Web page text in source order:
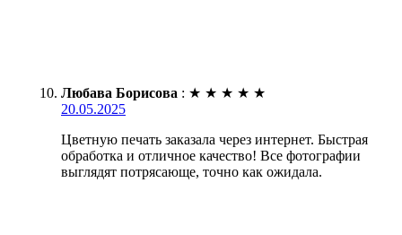
Любава Борисова : ★ ★ ★ ★ ★
20.05.2025
Цветную печать заказала через интернет. Быстрая
обработка и отличное качество! Все фотографии
выглядят потрясающе, точно как ожидала.